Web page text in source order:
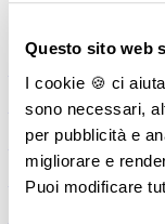
Questo sito web
I cookie 🍪 ci
sono necessari,
per pubblicità e
migliorare e
Puoi modificare
―
Cuscini allattamento
―Biberon
―
Tettarelle
―Succhietti